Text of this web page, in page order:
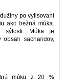
po vylisovaní
ako bežná múka.
sýtosti. Múka je
obsah sacharidov,
múku z 20 %